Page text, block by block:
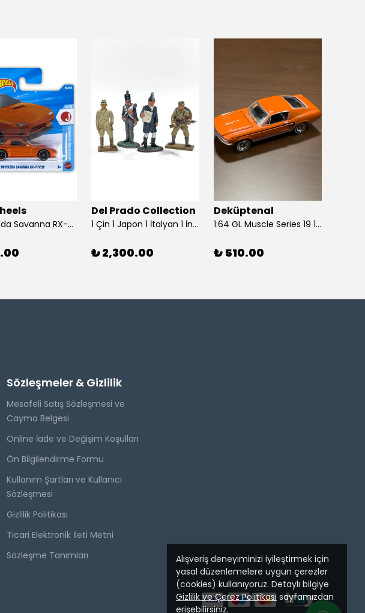
Alışveriş deneyiminizi iyileştirmek için
yasal düzenlemelere uygun çerezler
(cookies) kullanıyoruz. Detaylı bilgiye
Gizlilik ve Çerez Politikası sayfamızdan
erişebilirsiniz.
'89 Mazda Savanna RX-7 FC3S / Hot Wheels
Del Prado Collection
1 Çin 1 Japon 1 İtalyan 1 İngiliz Askeri (Del Prado Collection)
₺ 2,300.00
Deküptenal
1:64 GL Muscle Series 19 1968 Ford Mustang GT Madagascar Orange Diecast Model Araba
₺ 510.00
Sözleşmeler & Gizlilik
Mesafeli Satış Sözleşmesi ve
Cayma Belgesi
Online İade ve Değişim Koşulları
Ön Bilgilendirme Formu
Kullanım Şartları ve Kullanıcı
Sözleşmesi
Gizlilik Politikası
Ticari Elektronik İleti Metni
Sözleşme Tanımları